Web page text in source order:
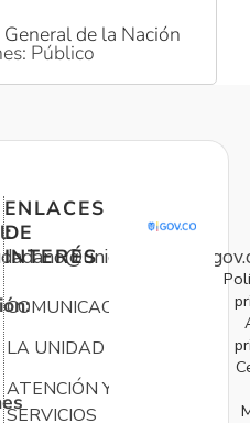
de la Nación
Público
ENLACES
DE
INTERÉS
COMUNICACIONES
LA UNIDAD
ATENCIÓN Y
SERVICIOS